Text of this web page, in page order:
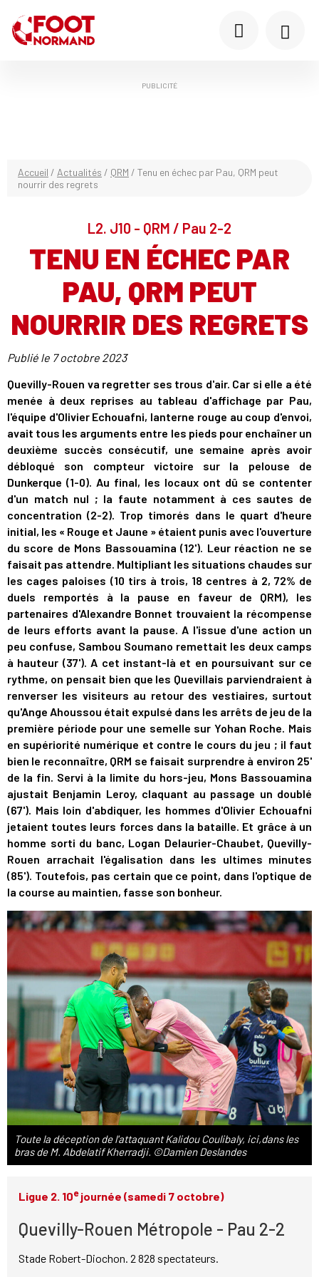
PUBLICITÉ
Accueil / Actualités / QRM / Tenu en échec par Pau, QRM peut
nourrir des regrets
L2. J10 - QRM / Pau 2-2
TENU EN ÉCHEC PAR
PAU, QRM PEUT
NOURRIR DES REGRETS
Publié le 7 octobre 2023
Quevilly-Rouen va regretter ses trous d'air. Car si elle a été
menée à deux reprises au tableau d'affichage par Pau,
l'équipe d'Olivier Echouafni, lanterne rouge au coup d'envoi,
avait tous les arguments entre les pieds pour enchaîner un
deuxième succès consécutif, une semaine après avoir
débloqué son compteur victoire sur la pelouse de
Dunkerque (1-0). Au final, les locaux ont dû se contenter
d'un match nul ; la faute notamment à ces sautes de
concentration (2-2). Trop timorés dans le quart d'heure
initial, les « Rouge et Jaune » étaient punis avec l'ouverture
du score de Mons Bassouamina (12'). Leur réaction ne se
faisait pas attendre. Multipliant les situations chaudes sur
les cages paloises (10 tirs à trois, 18 centres à 2, 72% de
duels remportés à la pause en faveur de QRM), les
partenaires d'Alexandre Bonnet trouvaient la récompense
de leurs efforts avant la pause. A l'issue d'une action un
peu confuse, Sambou Soumano remettait les deux camps
à hauteur (37'). A cet instant-là et en poursuivant sur ce
rythme, on pensait bien que les Quevillais parviendraient à
renverser les visiteurs au retour des vestiaires, surtout
qu'Ange Ahoussou était expulsé dans les arrêts de jeu de la
première période pour une semelle sur Yohan Roche. Mais
en supériorité numérique et contre le cours du jeu ; il faut
bien le reconnaître, QRM se faisait surprendre à environ 25'
de la fin. Servi à la limite du hors-jeu, Mons Bassouamina
ajustait Benjamin Leroy, claquant au passage un doublé
(67'). Mais loin d'abdiquer, les hommes d'Olivier Echouafni
jetaient toutes leurs forces dans la bataille. Et grâce à un
homme sorti du banc, Logan Delaurier-Chaubet, Quevilly-
Rouen arrachait l'égalisation dans les ultimes minutes
(85'). Toutefois, pas certain que ce point, dans l'optique de
la course au maintien, fasse son bonheur.
Toute la déception de l'attaquant Kalidou Coulibaly, ici,dans les
bras de M. Abdelatif Kherradji. ©Damien Deslandes
Ligue 2. 10ejournée (samedi 7 octobre)
Quevilly-Rouen Métropole - Pau 2-2
Stade Robert-Diochon. 2 828 spectateurs.